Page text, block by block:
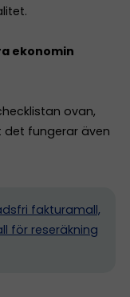
ekonomin
ovan,
fungerar även
fakturamall,
för reseräkning